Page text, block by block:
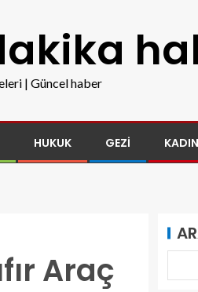
| Güncel haber
HUKUK GEZI KADIN
Araç